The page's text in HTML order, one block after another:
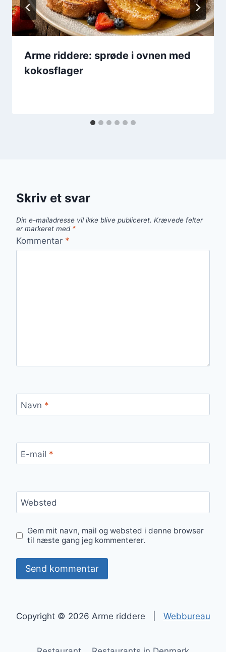
Arme riddere: sprøde i ovnen med
kokosflager
Skriv et svar
Din e-mailadresse vil ikke blive publiceret. Krævede felter
er markeret med *
Kommentar *
Navn *
E-mail *
Websted
Gem mit navn, mail og websted i denne browser
til næste gang jeg kommenterer.
Copyright © 2026 Arme riddere | Webbureau